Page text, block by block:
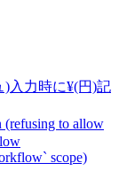
)入力時に¥(円)記
(refusing to allow
scope)